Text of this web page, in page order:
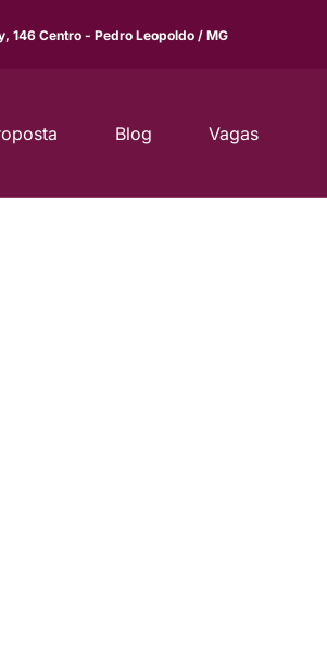
146 Centro - Pedro Leopoldo / MG
Blog Vagas